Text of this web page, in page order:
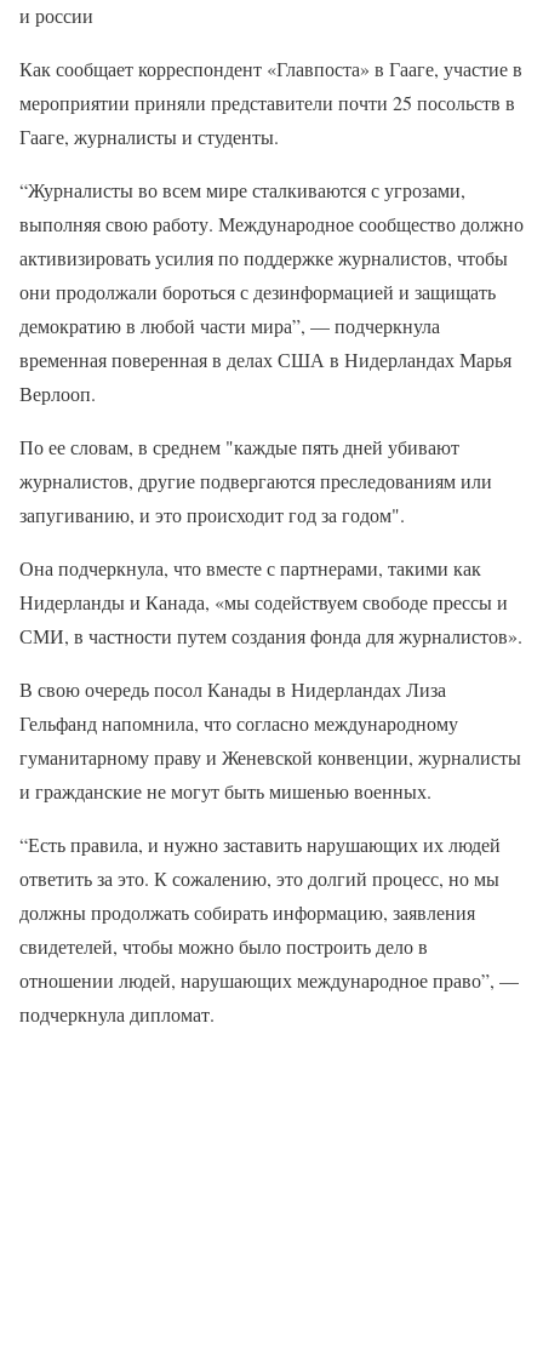
и россии
Как сообщает корреспондент «Главпоста» в Гааге, участие в
мероприятии приняли представители почти 25 посольств в
Гааге, журналисты и студенты.
“Журналисты во всем мире сталкиваются с угрозами,
выполняя свою работу. Международное сообщество должно
активизировать усилия по поддержке журналистов, чтобы
они продолжали бороться с дезинформацией и защищать
демократию в любой части мира”, — подчеркнула
временная поверенная в делах США в Нидерландах Марья
Верлооп.
По ее словам, в среднем "каждые пять дней убивают
журналистов, другие подвергаются преследованиям или
запугиванию, и это происходит год за годом".
Она подчеркнула, что вместе с партнерами, такими как
Нидерланды и Канада, «мы содействуем свободе прессы и
СМИ, в частности путем создания фонда для журналистов».
В свою очередь посол Канады в Нидерландах Лиза
Гельфанд напомнила, что согласно международному
гуманитарному праву и Женевской конвенции, журналисты
и гражданские не могут быть мишенью военных.
“Есть правила, и нужно заставить нарушающих их людей
ответить за это. К сожалению, это долгий процесс, но мы
должны продолжать собирать информацию, заявления
свидетелей, чтобы можно было построить дело в
отношении людей, нарушающих международное право”, —
подчеркнула дипломат.